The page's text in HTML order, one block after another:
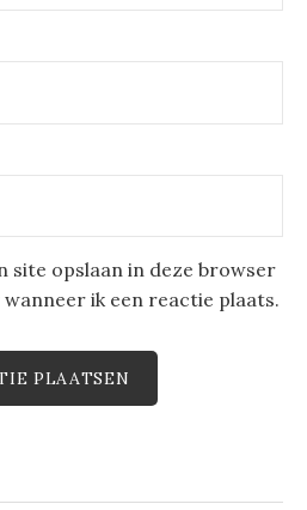
site opslaan in deze browser
ik een reactie plaats.